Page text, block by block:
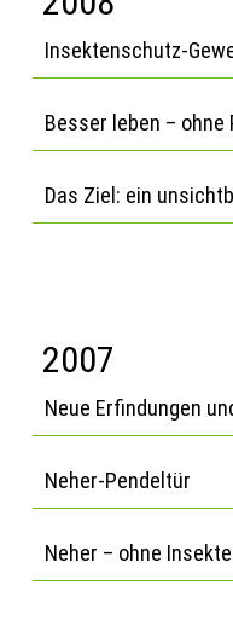
Insektenschutz-
Besser leben – ohne
Das Ziel: ein
2007
Neue Erfindungen
Neher-Pendeltür
Neher – ohne